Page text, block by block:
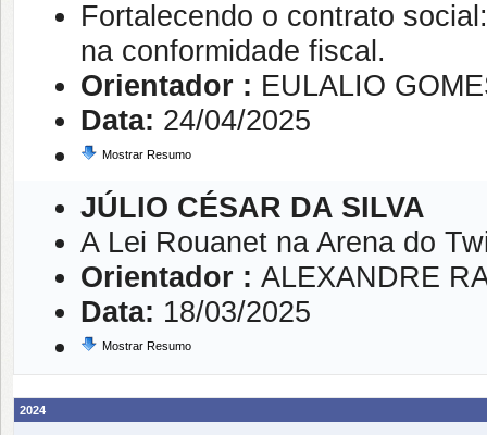
Fortalecendo o contrato
na conformidade fiscal.
Orientador : EULALIO
Data: 24/04/2025
Mostrar Resumo
JÚLIO CÉSAR DA SILVA
A Lei Rouanet na Arena do
Orientador : ALEXANDRE
Data: 18/03/2025
Mostrar Resumo
2024